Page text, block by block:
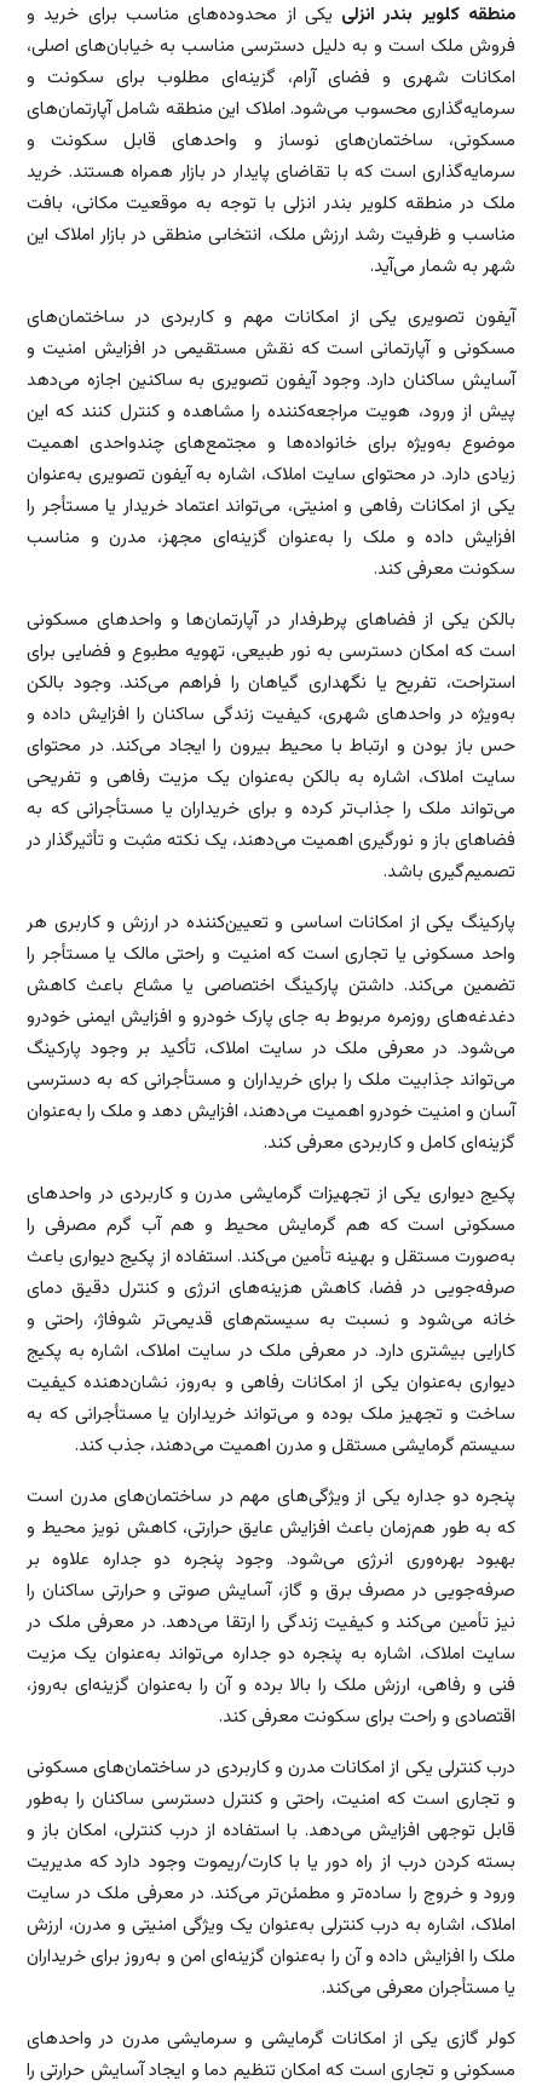
منطقه کلویر بندر انزلی یکی از محدوده‌های مناسب برای خرید و
فروش ملک است و به دلیل دسترسی مناسب به خیابان‌های اصلی،
امکانات شهری و فضای آرام، گزینه‌ای مطلوب برای سکونت و
سرمایه‌گذاری محسوب می‌شود. املاک این منطقه شامل آپارتمان‌های
مسکونی، ساختمان‌های نوساز و واحدهای قابل سکونت و
سرمایه‌گذاری است که با تقاضای پایدار در بازار همراه هستند. خرید
ملک در منطقه کلویر بندر انزلی با توجه به موقعیت مکانی، بافت
مناسب و ظرفیت رشد ارزش ملک، انتخابی منطقی در بازار املاک این
شهر به شمار می‌آید.
آیفون تصویری یکی از امکانات مهم و کاربردی در ساختمان‌های
مسکونی و آپارتمانی است که نقش مستقیمی در افزایش امنیت و
آسایش ساکنان دارد. وجود آیفون تصویری به ساکنین اجازه می‌دهد
پیش از ورود، هویت مراجعه‌کننده را مشاهده و کنترل کنند که این
موضوع به‌ویژه برای خانواده‌ها و مجتمع‌های چندواحدی اهمیت
زیادی دارد. در محتوای سایت املاک، اشاره به آیفون تصویری به‌عنوان
یکی از امکانات رفاهی و امنیتی، می‌تواند اعتماد خریدار یا مستأجر را
افزایش داده و ملک را به‌عنوان گزینه‌ای مجهز، مدرن و مناسب
سکونت معرفی کند.
بالکن یکی از فضاهای پرطرفدار در آپارتمان‌ها و واحدهای مسکونی
است که امکان دسترسی به نور طبیعی، تهویه مطبوع و فضایی برای
استراحت، تفریح یا نگهداری گیاهان را فراهم می‌کند. وجود بالکن
به‌ویژه در واحدهای شهری، کیفیت زندگی ساکنان را افزایش داده و
حس باز بودن و ارتباط با محیط بیرون را ایجاد می‌کند. در محتوای
سایت املاک، اشاره به بالکن به‌عنوان یک مزیت رفاهی و تفریحی
می‌تواند ملک را جذاب‌تر کرده و برای خریداران یا مستأجرانی که به
فضاهای باز و نورگیری اهمیت می‌دهند، یک نکته مثبت و تأثیرگذار در
تصمیم‌گیری باشد.
پارکینگ یکی از امکانات اساسی و تعیین‌کننده در ارزش و کاربری هر
واحد مسکونی یا تجاری است که امنیت و راحتی مالک یا مستأجر را
تضمین می‌کند. داشتن پارکینگ اختصاصی یا مشاع باعث کاهش
دغدغه‌های روزمره مربوط به جای پارک خودرو و افزایش ایمنی خودرو
می‌شود. در معرفی ملک در سایت املاک، تأکید بر وجود پارکینگ
می‌تواند جذابیت ملک را برای خریداران و مستأجرانی که به دسترسی
آسان و امنیت خودرو اهمیت می‌دهند، افزایش دهد و ملک را به‌عنوان
گزینه‌ای کامل و کاربردی معرفی کند.
پکیج دیواری یکی از تجهیزات گرمایشی مدرن و کاربردی در واحدهای
مسکونی است که هم گرمایش محیط و هم آب گرم مصرفی را
به‌صورت مستقل و بهینه تأمین می‌کند. استفاده از پکیج دیواری باعث
صرفه‌جویی در فضا، کاهش هزینه‌های انرژی و کنترل دقیق دمای
خانه می‌شود و نسبت به سیستم‌های قدیمی‌تر شوفاژ، راحتی و
کارایی بیشتری دارد. در معرفی ملک در سایت املاک، اشاره به پکیج
دیواری به‌عنوان یکی از امکانات رفاهی و به‌روز، نشان‌دهنده کیفیت
ساخت و تجهیز ملک بوده و می‌تواند خریداران یا مستأجرانی که به
سیستم گرمایشی مستقل و مدرن اهمیت می‌دهند، جذب کند.
پنجره دو جداره یکی از ویژگی‌های مهم در ساختمان‌های مدرن است
که به طور هم‌زمان باعث افزایش عایق حرارتی، کاهش نویز محیط و
بهبود بهره‌وری انرژی می‌شود. وجود پنجره دو جداره علاوه بر
صرفه‌جویی در مصرف برق و گاز، آسایش صوتی و حرارتی ساکنان را
نیز تأمین می‌کند و کیفیت زندگی را ارتقا می‌دهد. در معرفی ملک در
سایت املاک، اشاره به پنجره دو جداره می‌تواند به‌عنوان یک مزیت
فنی و رفاهی، ارزش ملک را بالا برده و آن را به‌عنوان گزینه‌ای به‌روز،
اقتصادی و راحت برای سکونت معرفی کند.
درب کنترلی یکی از امکانات مدرن و کاربردی در ساختمان‌های مسکونی
و تجاری است که امنیت، راحتی و کنترل دسترسی ساکنان را به‌طور
قابل توجهی افزایش می‌دهد. با استفاده از درب کنترلی، امکان باز و
بسته کردن درب از راه دور یا با کارت/ریموت وجود دارد که مدیریت
ورود و خروج را ساده‌تر و مطمئن‌تر می‌کند. در معرفی ملک در سایت
املاک، اشاره به درب کنترلی به‌عنوان یک ویژگی امنیتی و مدرن، ارزش
ملک را افزایش داده و آن را به‌عنوان گزینه‌ای امن و به‌روز برای خریداران
یا مستأجران معرفی می‌کند.
کولر گازی یکی از امکانات گرمایشی و سرمایشی مدرن در واحدهای
مسکونی و تجاری است که امکان تنظیم دما و ایجاد آسایش حرارتی را